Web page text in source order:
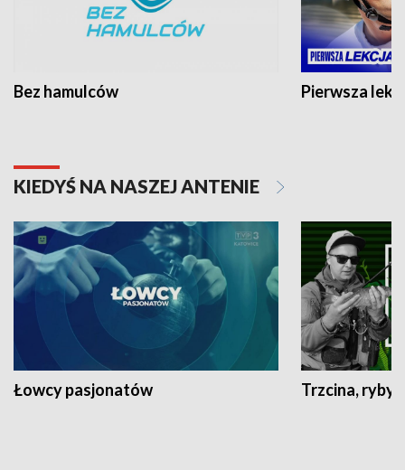
Bez hamulców Pierwsza
KIEDYŚ NA NASZEJ ANTENIE
Łowcy pasjonatów Trzcina, ryby